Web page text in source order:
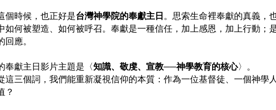
個時候，也正好是台灣神學院的奉獻主日。思索生命裡奉獻的真義
如何被塑造、如何被呼召。奉獻是一種信任，加上感恩，加上行動；
回應。
奉獻主日影片主題是〈知識、敬虔、宣教──神學教育的核心〉。
這三個詞，我們能重新凝視信仰的本質：作為一位基督徒、一個神學
？